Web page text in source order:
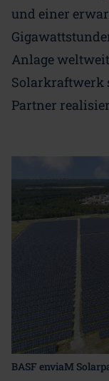
und einer
Anlage
Solarkraftwerk
Partner
BASF enviaM